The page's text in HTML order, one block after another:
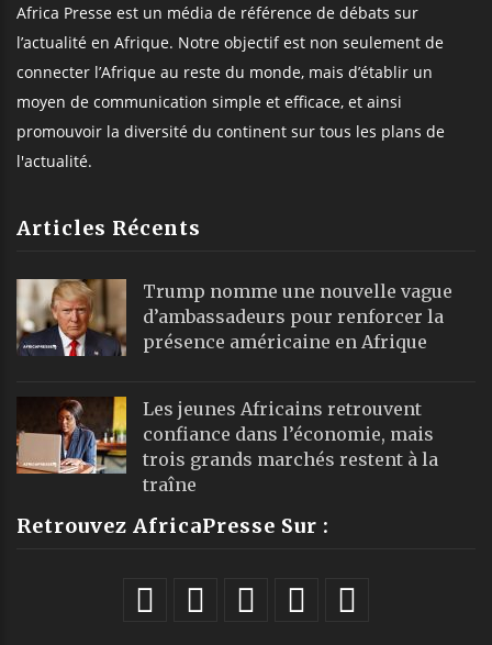
Africa Presse est un média de référence de débats sur
l’actualité en Afrique. Notre objectif est non seulement de
connecter l’Afrique au reste du monde, mais d’établir un
moyen de communication simple et efficace, et ainsi
promouvoir la diversité du continent sur tous les plans de
l'actualité.
Articles Récents
Trump nomme une nouvelle vague
d’ambassadeurs pour renforcer la
présence américaine en Afrique
Les jeunes Africains retrouvent
confiance dans l’économie, mais
trois grands marchés restent à la
traîne
Retrouvez AfricaPresse Sur :